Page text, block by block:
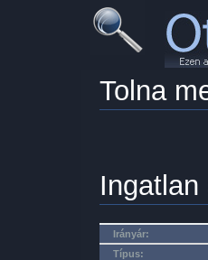
Tolna
Ingatlan
Irányár:
Típus: